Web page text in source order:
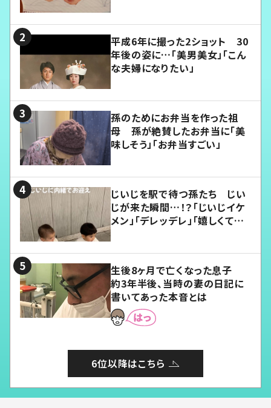
平成6年に撮った2ショット 30
年後の姿に…「美男美女」「こん
な夫婦になりたい」
孫のためにお弁当を作った祖
母 孫が絶賛したお弁当に「美
味しそう」「お弁当すごい」
じいじを駅で待つ孫たち じい
じが来た瞬間…！？「じいじイケ
メン」「デレッデレ」「嬉しくて可
生後8ヶ月で亡くなった息子
約3年半後、当時の妻の日記に
書いてあった本音とは
6位以降はこちら